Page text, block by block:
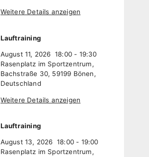
Weitere Details anzeigen
Lauftraining
August 11, 2026 18:00- 19:30
Rasenplatz im Sportzentrum,
Bachstraße 30, 59199 Bönen,
Deutschland
Weitere Details anzeigen
Lauftraining
August 13, 2026 18:00- 19:00
Rasenplatz im Sportzentrum,